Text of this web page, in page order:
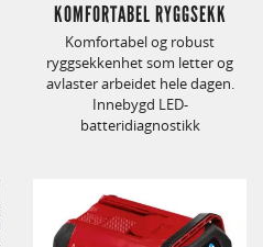
KOMFORTABEL RYGGSEKK
Komfortabel og robust
ryggsekkenhet som letter og
avlaster arbeidet hele dagen.
Innebygd LED-
batteridiagnostikk